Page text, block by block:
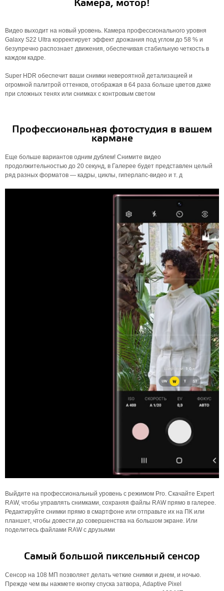
Камера, мотор!
Видео выходит на новый уровень. Камера профессионального уровня
Galaxy S22 Ultra корректирует эффект дрожания под углом до 58 % и
безупречно распознает движения, обеспечивая стабильную четкость в
каждом кадре.
Super HDR обеспечит ваши снимки невероятной детализацией и
огромной палитрой оттенков, отображая в 64 раза больше цветов даже
при сложных тенях или снимках с контровым светом
Профессиональная фотостудия в вашем
кармане
Еще больше вариантов одним дублем! Снимите видео
продолжительностью до 20 секунд, в Галерее будет представлен целый
ряд разных форматов — кадры, циклы, гиперлапс-видео и т. д
Выйдите на профессиональный уровень с режимом Pro. Скачайте Expert
RAW, чтобы управлять снимками, сохраняя файлы RAW прямо в галерее.
Редактируйте снимки прямо в смартфоне или отправьте их на ПК или
планшет, чтобы довести до совершенства на большом экране. Или
поделитесь файлами RAW с друзьями
Самый большой пиксельный сенсор
Сенсор на 108 МП позволяет делать четкие снимки и днем, ​​и ночью.
Прежде чем вы нажмете кнопку спуска затвора, Adaptive Pixel